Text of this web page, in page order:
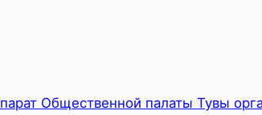
Общественной палаты Тувы